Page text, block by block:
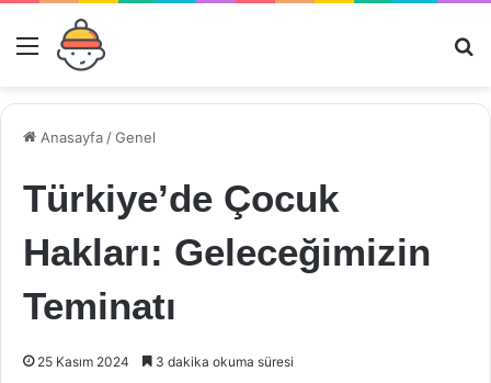
Menü
Anasayfa /Genel
Türkiye’de Çocuk
Hakları: Geleceğimizin
Teminatı
25 Kasım 2024 3 dakika okuma süresi